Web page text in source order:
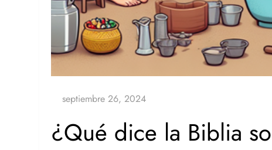
¿Qué dice la Biblia